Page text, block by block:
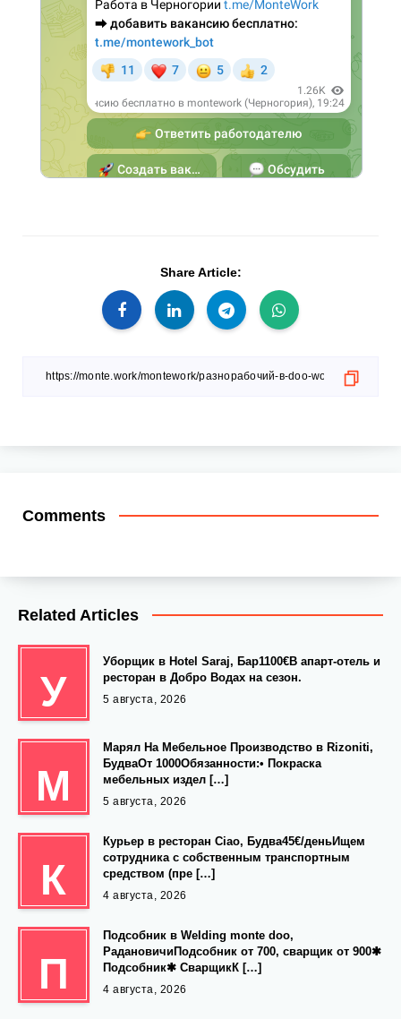
Share Article:
Comments
Related Articles
У
Уборщик в Hotel Saraj, Бар1100€В апарт-отель и
ресторан в Добро Водах на сезон.
5 августа, 2026
М
Марял На Мебельное Производство в Rizoniti,
БудваОт 1000Обязанности:• Покраска
мебельных издел […]
5 августа, 2026
К
Курьер в ресторан Ciao, Будва45€/деньИщем
сотрудника с собственным транспортным
средством (пре […]
4 августа, 2026
П
Подсобник в Welding monte doo,
РадановичиПодсобник от 700, сварщик от 900✱
Подсобник✱ СварщикК […]
4 августа, 2026